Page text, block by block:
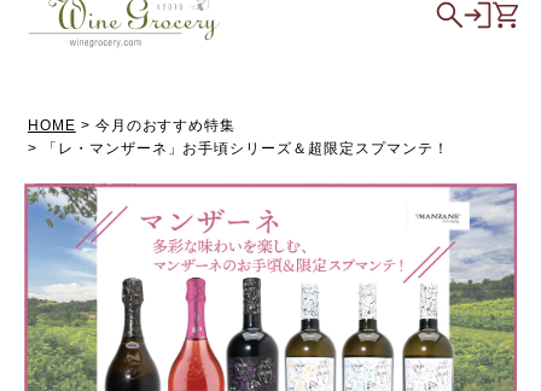
HOME
今月のおすすめ特集
「レ・マンザーネ」お手頃シリーズ＆超限定スプマンテ！